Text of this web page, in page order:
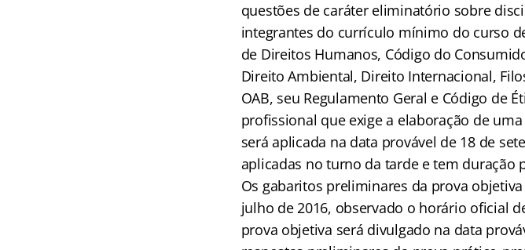
questões de caráter eliminatório sobre
integrantes do currículo mínimo do curso
de Direitos Humanos, Código do
Direito Ambiental, Direito Internacional,
OAB, seu Regulamento Geral e Código de
profissional que exige a elaboração de
será aplicada na data provável de 18 de
aplicadas no turno da tarde e tem duração
Os gabaritos preliminares da prova
julho de 2016, observado o horário oficial
prova objetiva será divulgado na data